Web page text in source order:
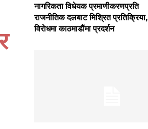
नागरिकता विधेयक प्रमाणीकरणप्रति
राजनीतिक दलबाट मिश्रित प्रतिक्रिया,
विराेधमा काठमाडाैंमा प्रदर्शन